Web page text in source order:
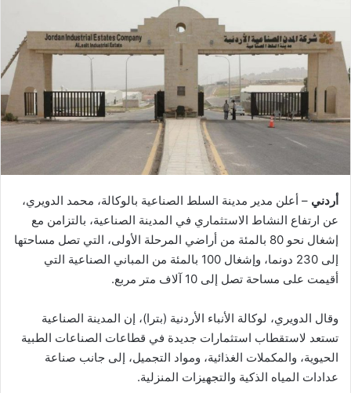
أردني – أعلن مدير مدينة السلط الصناعية بالوكالة، محمد الدويري،
عن ارتفاع النشاط الاستثماري في المدينة الصناعية، بالتزامن مع
إشغال نحو 80 بالمئة من أراضي المرحلة الأولى، التي تصل مساحتها
إلى 230 دونما، وإشغال 100 بالمئة من المباني الصناعية التي
أقيمت على مساحة تصل إلى 10 آلاف متر مربع.
وقال الدويري، لوكالة الأنباء الأردنية (بترا)، إن المدينة الصناعية
تستعد لاستقطاب استثمارات جديدة في قطاعات الصناعات الطبية
الحيوية، والمكملات الغذائية، ومواد التجميل، إلى جانب صناعة
عدادات المياه الذكية والتجهيزات المنزلية.